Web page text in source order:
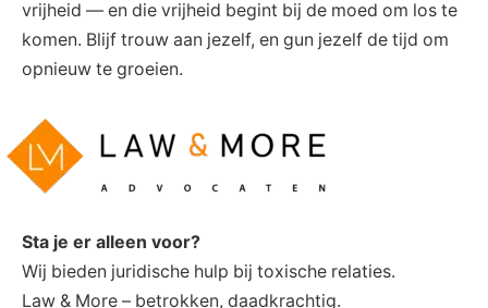
vrijheid — en die vrijheid begint bij de moed om los te
komen. Blijf trouw aan jezelf, en gun jezelf de tijd om
opnieuw te groeien.
Sta je er alleen voor?
Wij bieden juridische hulp bij toxische relaties.
Law & More – betrokken, daadkrachtig.